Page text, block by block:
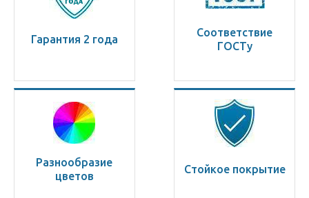
Гарантия 2 года
Соответствие
ГОСТу
Разнообразие
цветов
Стойкое покрытие